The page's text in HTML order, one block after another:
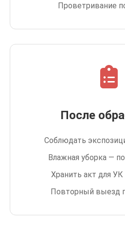
Проветривание
После
Соблюдать
Влажная уборка —
Хранить акт для
Повторный выезд